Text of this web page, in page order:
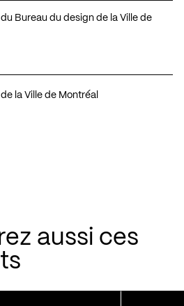
Bureau du design de la Ville de
la Ville de Montréal
aussi ces